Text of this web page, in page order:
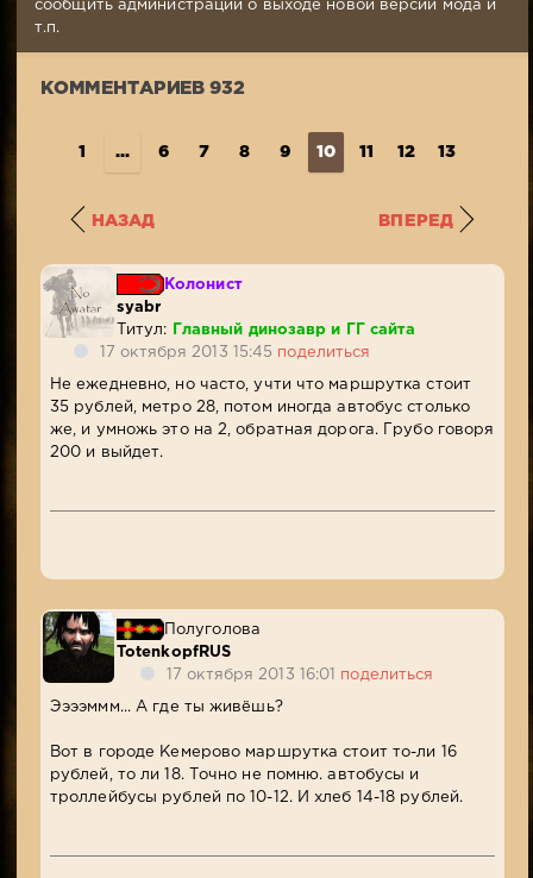
сообщить администрации о выходе новой версии мода и
т.п.
КОММЕНТАРИЕВ 932
1 ... 6 7 8 9 10 11 12 13
НАЗАД ВПЕРЕД
Колонист
syabr
Титул:
Главный динозавр и ГГ сайта
17 октября 2013 15:45 поделиться
Не ежедневно, но часто, учти что маршрутка стоит
35 рублей, метро 28, потом иногда автобус столько
же, и умножь это на 2, обратная дорога. Грубо говоря
200 и выйдет.
Полуголова
TotenkopfRUS
17 октября 2013 16:01 поделиться
Ээээммм... А где ты живёшь?
Вот в городе Кемерово маршрутка стоит то-ли 16
рублей, то ли 18. Точно не помню. автобусы и
троллейбусы рублей по 10-12. И хлеб 14-18 рублей.